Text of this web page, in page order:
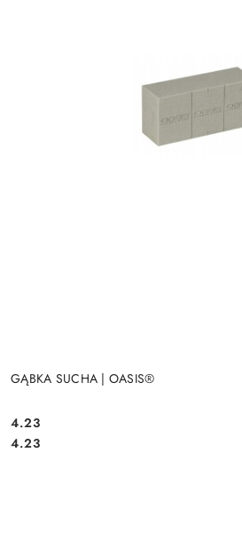
GĄBKA SUCHA | OASIS®
Cena:
4.23
Cena:
4.23